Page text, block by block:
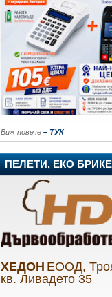
Виж повече – ТУК
ПЕЛЕТИ, ЕКО
ХЕДОН ЕООД,
кв. Ливадето 35